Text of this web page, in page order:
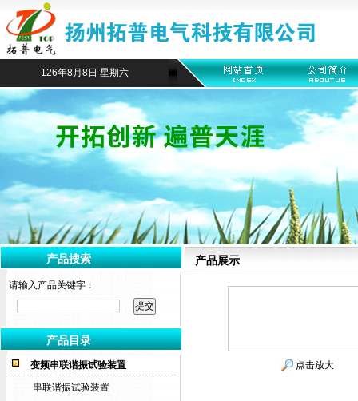
126年8月8日 星期六
产品搜索
请输入产品关键字：
产品目录
变频串联谐振试验装置
串联谐振试验装置
产品展示
点击放大